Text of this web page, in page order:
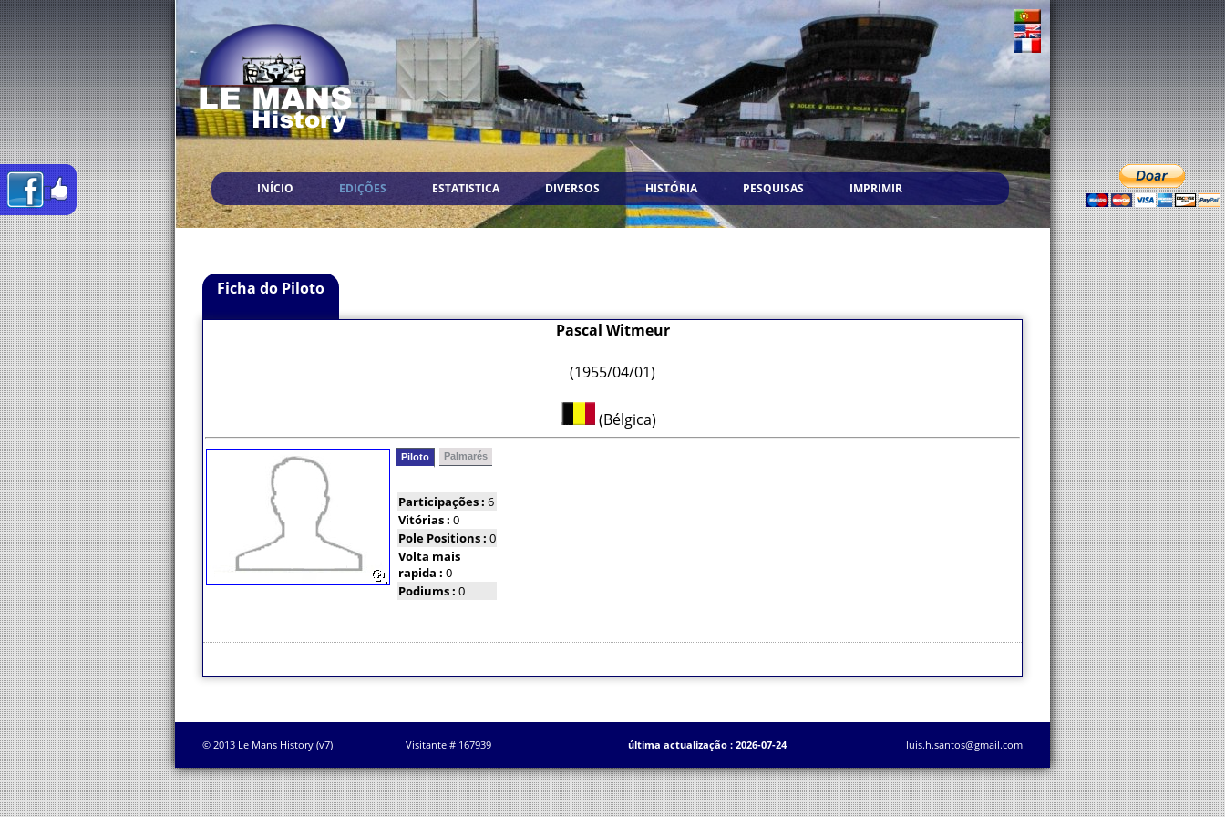
INÍCIO EDIÇÕES ESTATISTICA DIVERSOS HISTÓRIA PESQUISAS IMPRIMIR
Ficha do Piloto
Pascal Witmeur
(1955/04/01)
(Bélgica)
Piloto Palmarés
Participações : 6
Vitórias : 0
Pole Positions : 0
Volta mais
rapida : 0
Podiums : 0
© 2013 Le Mans History (v7) Visitante # 167939 última actualização : 2026-07-24 luis.h.santos@gmail.com